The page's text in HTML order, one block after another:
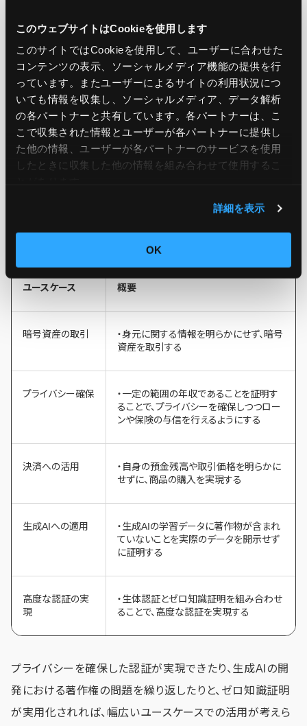
このウェブサイトはCookieを使用します
このサイトではCookieを使用して、ユーザーに合わせた
コンテンツの表示、ソーシャルメディア機能の提供を行
っています。またユーザーによるサイトの利用状況につ
いても情報を収集し、ソーシャルメディア、データ解析
の各パートナーと共有しています。各パートナーは、こ
こで収集された情報とユーザーが各パートナーに提供し
た他の情報、ユーザーが各パートナーのサービスを使用
したときに収集した他の情報を組み合わせて使用​​するこ
詳細を表示
OK
法が可能なのでしょうか。ここではその一例をご紹介しま
す。
ユースケース 概要
暗号資産の取引
・身元に関する情報を明らかにせず、暗号
資産を取引する
プライバシー確保
・一定の範囲の年収であることを証明す
ることで、プライバシーを確保しつつロー
ンや保険の与信を行えるようにする
決済への活用
・自身の預金残高や取引価格を明らかに
せずに、商品の購入を実現する
生成AIへの適用
・生成AIの学習データに著作物が含まれ
ていないことを実際のデータを開示せず
に証明する
高度な認証の実
現
・生体認証とゼロ知識証明を組み合わせ
ることで、高度な認証を実現する
プライバシーを確保した認証が実現できたり、生成AIの開
発における著作権の問題を繰り返したりと、ゼロ知識証明
が実用化されれば、幅広いユースケースでの活用が考えら